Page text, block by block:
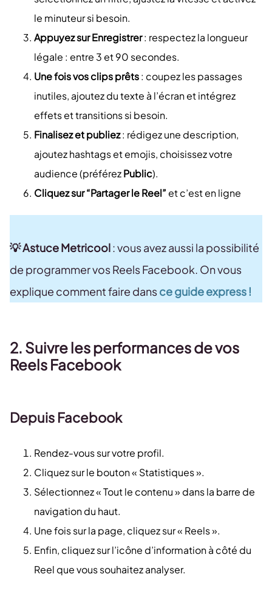
le minuteur si besoin.
Appuyez sur Enregistrer: respectez la longueur
légale : entre 3 et 90 secondes.
Une fois vos clips prêts: coupez les passages
inutiles, ajoutez du texte à l’écran et intégrez
effets et transitions si besoin.
Finalisez et publiez: rédigez une description,
ajoutez hashtags et emojis, choisissez votre
audience (préférezPublic).
Cliquez sur“Partager le Reel”et c’est en ligne
💡 Astuce Metricool: vous avez aussi la possibilité
de programmer vos Reels Facebook. On vous
explique comment faire dansce guide express !
2. Suivre les performances de vos
Reels Facebook
Depuis Facebook
Rendez-vous sur votre profil.
Cliquez sur le bouton « Statistiques ».
Sélectionnez « Tout le contenu » dans la barre de
navigation du haut.
Une fois sur la page, cliquez sur « Reels ».
Enfin, cliquez sur l’icône d’information à côté du
Reel que vous souhaitez analyser.